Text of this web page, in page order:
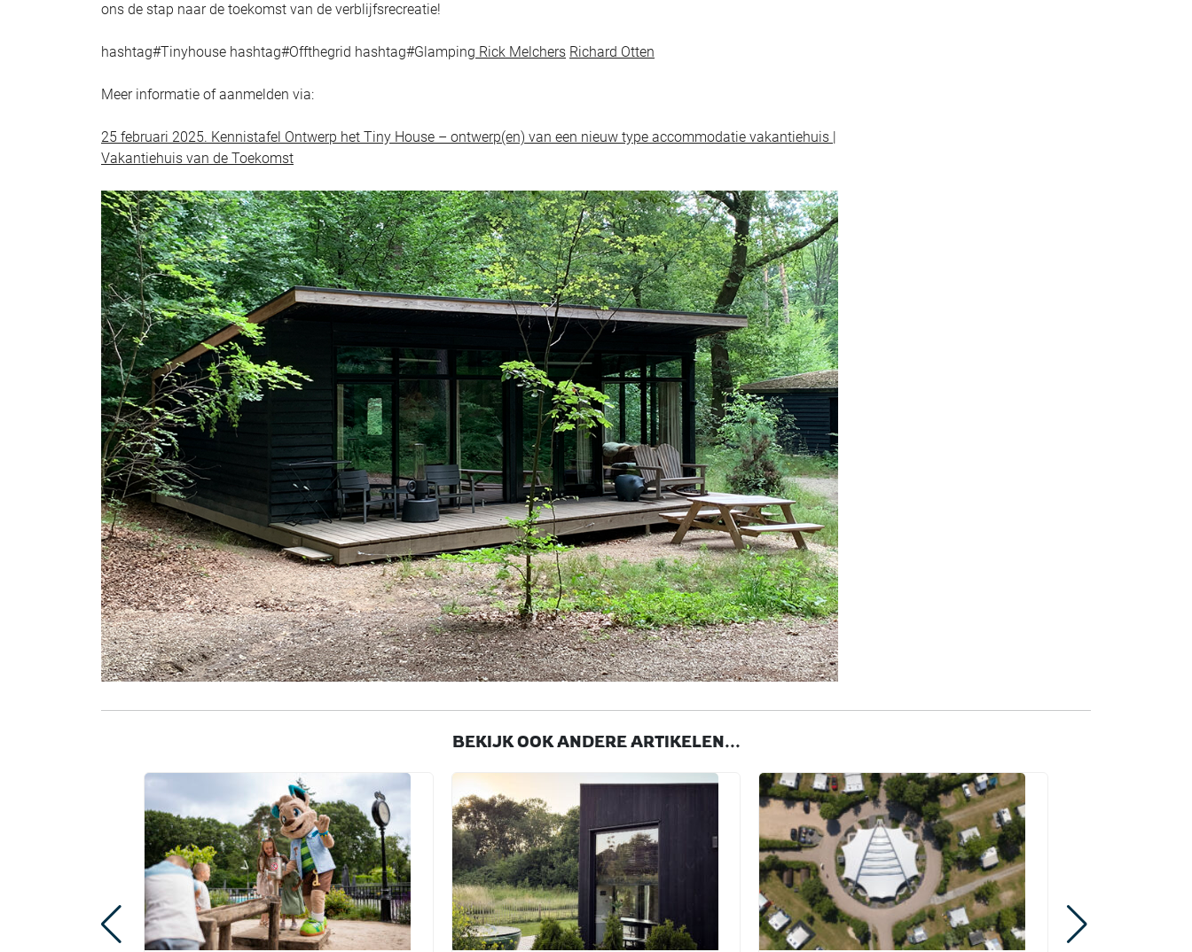
ons de stap naar de toekomst van de verblijfsrecreatie!
hashtag#Tinyhouse hashtag#Offthegrid hashtag#Glamping Rick Melchers Richard Otten
Meer informatie of aanmelden via:
25 februari 2025. Kennistafel Ontwerp het Tiny House – ontwerp(en) van een nieuw type accommodatie vakantiehuis |
Vakantiehuis van de Toekomst
BEKIJK OOK ANDERE ARTIKELEN...